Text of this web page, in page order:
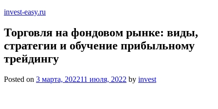
invest-easy.ru
Торговля на фондовом рынке: виды,
стратегии и обучение прибыльному
трейдингу
Posted on 3 марта, 202211 июля, 2022 by invest